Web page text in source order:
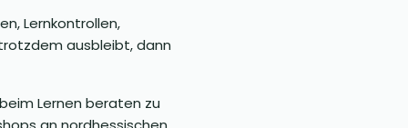
Lernkontrollen,
ausbleibt, dann
Lernen beraten zu